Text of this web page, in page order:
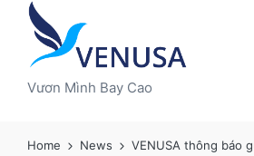
Vươn Mình Bay Cao
Home News
VENUSA thông báo